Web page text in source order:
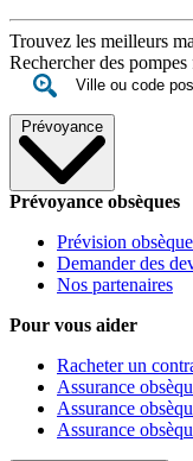
Trouvez les meilleurs
Rechercher des
Prévoyance
Prévoyance obsèques
Prévision
Demander des
Nos partenaires
Pour vous aider
Racheter un
Assurance
Assurance
Assurance